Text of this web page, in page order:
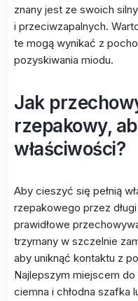
znany jest ze swoich
i przeciwzapalnych.
te mogą wynikać z
pozyskiwania miodu.
Jak
rzepakowy,
właściwości?
Aby cieszyć się pełnią
rzepakowego przez
prawidłowe
trzymany w szczelnie
aby uniknąć kontaktu z
Najlepszym miejscem
ciemna i chłodna szafka